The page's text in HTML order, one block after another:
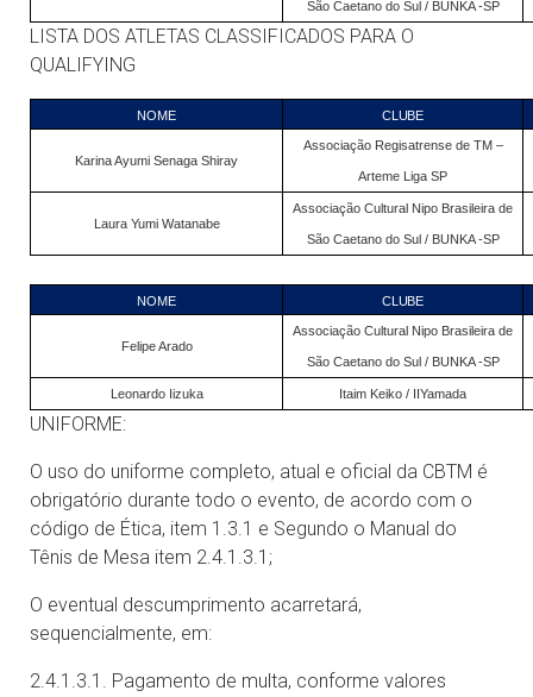
São Caetano do Sul / BUNKA -SP
LISTA DOS ATLETAS CLASSIFICADOS PARA O
QUALIFYING
NOME CLUBE
Karina Ayumi Senaga Shiray
Associação Regisatrense de TM –
Arteme Liga SP
Laura Yumi Watanabe
Associação Cultural Nipo Brasileira de
São Caetano do Sul / BUNKA -SP
NOME CLUBE
Felipe Arado
Associação Cultural Nipo Brasileira de
São Caetano do Sul / BUNKA -SP
Leonardo Iizuka Itaim Keiko / IIYamada
UNIFORME:
O uso do uniforme completo, atual e oficial da CBTM é
obrigatório durante todo o evento, de acordo com o
código de Ética, item 1.3.1 e Segundo o Manual do
Tênis de Mesa item 2.4.1.3.1;
O eventual descumprimento acarretará,
sequencialmente, em:
2.4.1.3.1. Pagamento de multa, conforme valores